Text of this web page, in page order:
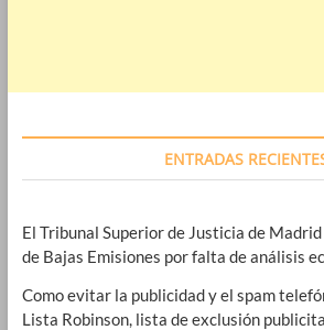
ENTRADAS
El Tribunal Superior de Justicia de
de Bajas Emisiones por falta de análisis
Como evitar la publicidad y el spam
Lista Robinson, lista de exclusión